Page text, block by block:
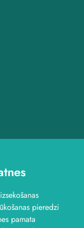
pieredzi
pamata